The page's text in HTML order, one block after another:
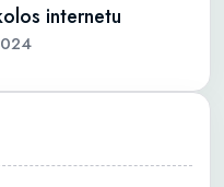
internetu